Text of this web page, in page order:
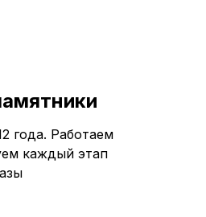
года. Работаем
каждый этап